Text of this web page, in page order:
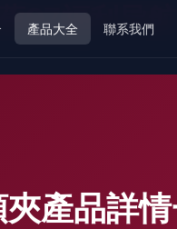
福利导航
產品大全 聯系我們
產品詳